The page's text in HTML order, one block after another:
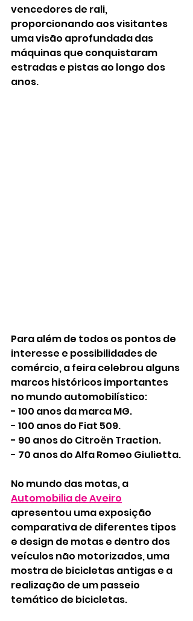
vencedores de rali,
proporcionando aos visitantes
uma visão aprofundada das
máquinas que conquistaram
estradas e pistas ao longo dos
anos.
Para além de todos os pontos de
interesse e possibilidades de
comércio, a feira celebrou alguns
marcos históricos importantes
no mundo automobilístico:
- 100 anos da marca MG.
- 100 anos do Fiat 509.
- 90 anos do Citroën Traction.
- 70 anos do Alfa Romeo Giulietta.
No mundo das motas, a
Automobilia de Aveiro
apresentou uma exposição
comparativa de diferentes tipos
e design de motas e dentro dos
veículos não motorizados, uma
mostra de bicicletas antigas e a
realização de um passeio
temático de bicicletas.